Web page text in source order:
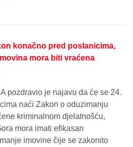
konačno pred poslanicima,
mora biti vraćena
pozdravio je najavu da će se 24.
naći Zakon o oduzimanju
kriminalnom djelatnošću,
mora imati efikasan
imovine čije se zakonito